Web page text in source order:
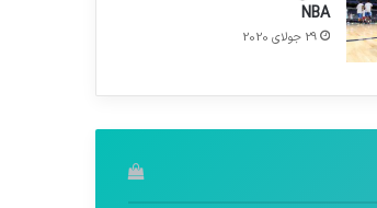
NBA
29 جولای 2020